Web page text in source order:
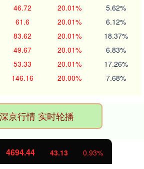
46.72 20.01% 5.62%
61.6 20.01% 6.12%
83.62 20.01% 18.37%
49.67 20.01% 6.83%
53.33 20.01% 17.26%
146.16 20.00% 7.68%
京行情 实时轮播
4694.44 43.13 0.93%